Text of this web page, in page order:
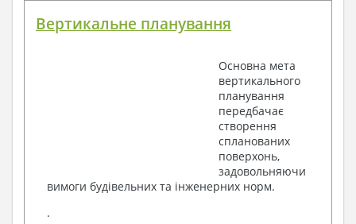
Вертикальне планування
Основна мета
вертикального
планування
передбачає
створення
спланованих
поверхонь,
задовольняючи
вимоги будівельних та інженерних норм.
.